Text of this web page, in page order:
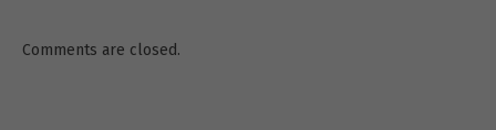
Comments are closed.